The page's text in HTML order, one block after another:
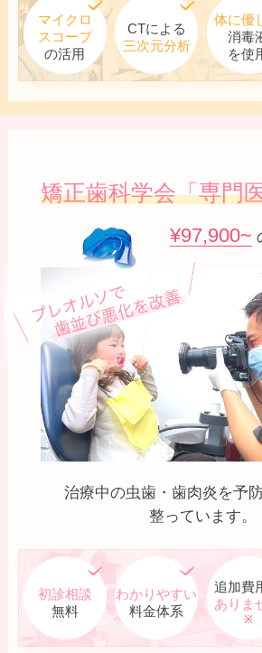
マイクロ
スコープ
の活用
CTによる
三次元分析
体に優
消毒
を使
矯正歯科学会「専門
¥97,900~
治療中の虫歯・歯肉炎を予
整っています。
初診相談
無料
わかりやすい
料金体系
追加費
ありま
※